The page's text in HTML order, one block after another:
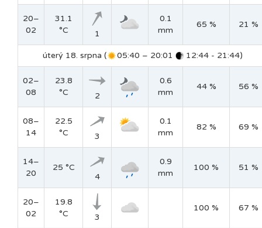
20–
02
31.1
°C
1
0.1
mm
65 % 21 %
úterý 18. srpna ( 05:40 – 20:01 12:44 - 21:44)
02–
08
23.8
°C
2
0.6
mm
44 % 56 %
08–
14
22.5
°C
3
0.1
mm
82 % 69 %
14–
20
25 °C
4
0.9
mm
100 % 51 %
20–
02
19.8
°C
3
100 % 67 %